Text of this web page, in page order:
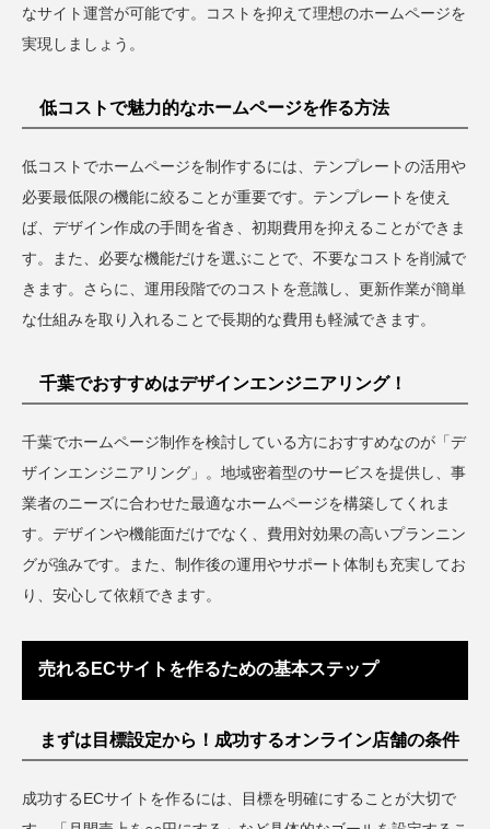
なサイト運営が可能です。コストを抑えて理想のホームページを
実現しましょう。
低コストで魅力的なホームページを作る方法
低コストでホームページを制作するには、テンプレートの活用や
必要最低限の機能に絞ることが重要です。テンプレートを使え
ば、デザイン作成の手間を省き、初期費用を抑えることができま
す。また、必要な機能だけを選ぶことで、不要なコストを削減で
きます。さらに、運用段階でのコストを意識し、更新作業が簡単
な仕組みを取り入れることで長期的な費用も軽減できます。
千葉でおすすめはデザインエンジニアリング！
千葉でホームページ制作を検討している方におすすめなのが「デ
ザインエンジニアリング」。地域密着型のサービスを提供し、事
業者のニーズに合わせた最適なホームページを構築してくれま
す。デザインや機能面だけでなく、費用対効果の高いプランニン
グが強みです。また、制作後の運用やサポート体制も充実してお
り、安心して依頼できます。
売れるECサイトを作るための基本ステップ
まずは目標設定から！成功するオンライン店舗の条件
成功するECサイトを作るには、目標を明確にすることが大切で